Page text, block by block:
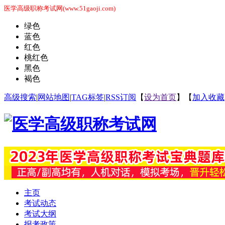
医学高级职称考试网(www.51gaoji.com)
绿色
蓝色
红色
桃红色
黑色
褐色
高级搜索|网站地图|TAG标签|RSS订阅 【设为首页】【 加入收藏
主页
考试动态
考试大纲